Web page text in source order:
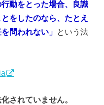
動をとった場合、良識
をしたのなら、たとえ
問われない」 という法
されていません。